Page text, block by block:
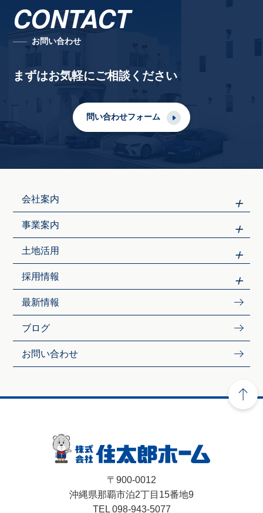
CONTACT
お問い合わせ
まずはお気軽にご相談ください
問い合わせフォーム
会社案内
事業案内
土地活用
採用情報
最新情報
ブログ
お問い合わせ
〒900-0012
沖縄県那覇市泊2丁目15番地9
TEL 098-943-5077